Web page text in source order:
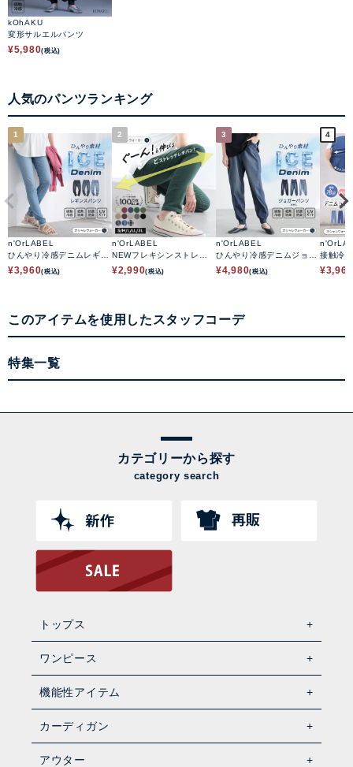
kOhAKU
変形サルエルパンツ
¥5,980(税込)
人気のパンツランキング
1
n'OrLABEL
ひんやり冷感デニムレギパ
ン
¥3,960(税込)
2
n'OrLABEL
NEWフレキシンストレッ
チレギパン
¥2,990(税込)
3
n'OrLABEL
ひんやり冷感デニムジョガ
ーパンツ
¥4,980(税込)
4
接触冷
テーパ
¥3,960
このアイテムを使用したスタッフコーデ
特集一覧
カテゴリーから探す
category search
トップス
ワンピース
機能性アイテム
カーディガン
アウター